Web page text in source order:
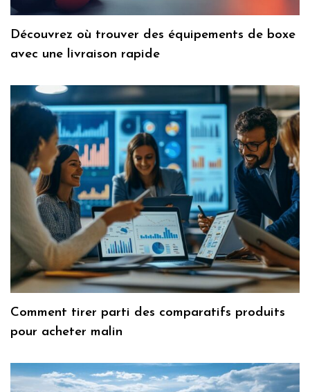
Découvrez où trouver des équipements de boxe
avec une livraison rapide
Comment tirer parti des comparatifs produits
pour acheter malin